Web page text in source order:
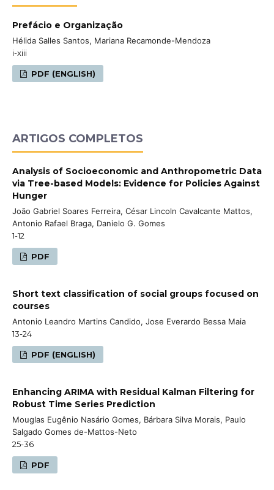
Prefácio e Organização
Hélida Salles Santos, Mariana Recamonde-Mendoza
i-xiii
PDF (ENGLISH)
ARTIGOS COMPLETOS
Analysis of Socioeconomic and Anthropometric Data
via Tree-based Models: Evidence for Policies Against
Hunger
João Gabriel Soares Ferreira, César Lincoln Cavalcante Mattos,
Antonio Rafael Braga, Danielo G. Gomes
1-12
PDF
Short text classification of social groups focused on
courses
Antonio Leandro Martins Candido, Jose Everardo Bessa Maia
13-24
PDF (ENGLISH)
Enhancing ARIMA with Residual Kalman Filtering for
Robust Time Series Prediction
Mouglas Eugênio Nasário Gomes, Bárbara Silva Morais, Paulo
Salgado Gomes de-Mattos-Neto
25-36
PDF